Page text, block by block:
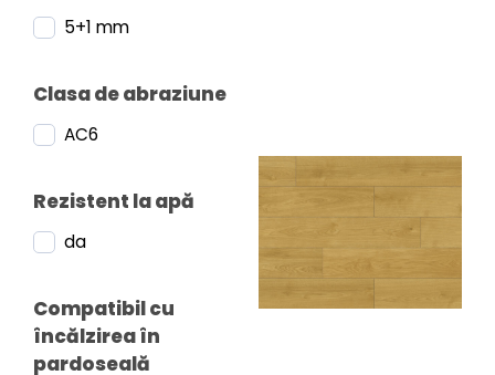
5+1 mm
Clasa de abraziune
AC6
Rezistent la apă
da
Compatibil cu
încălzirea în
pardoseală